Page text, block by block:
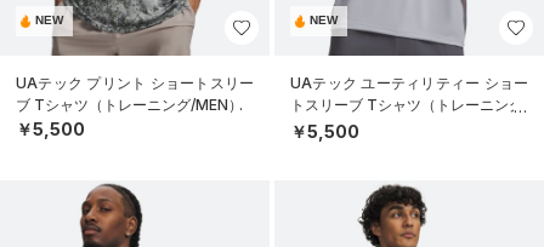
NEW
UAテック プリント ショートスリー
ブ Tシャツ（トレーニング/MEN）
￥5,500
NEW
UAテック ユーティリティー ショー
トスリーブ Tシャツ（トレーニング/
MEN）
￥5,500